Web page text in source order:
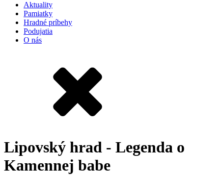
Aktuality
Pamiatky
Hradné príbehy
Podujatia
O nás
Lipovský hrad - Legenda o
Kamennej babe